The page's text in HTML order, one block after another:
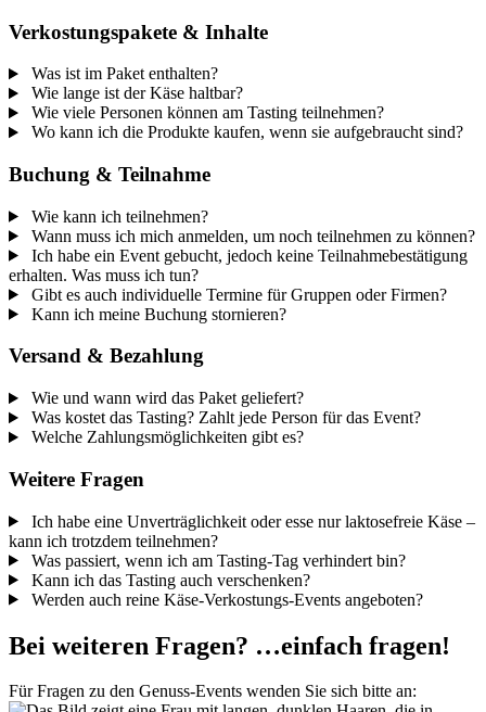
Verkostungspakete & Inhalte
Was ist im Paket enthalten?
Wie lange ist der Käse haltbar?
Wie viele Personen können am Tasting teilnehmen?
Wo kann ich die Produkte kaufen, wenn sie aufgebraucht sind?
Buchung & Teilnahme
Wie kann ich teilnehmen?
Wann muss ich mich anmelden, um noch teilnehmen zu können?
Ich habe ein Event gebucht, jedoch keine Teilnahmebestätigung
erhalten. Was muss ich tun?
Gibt es auch individuelle Termine für Gruppen oder Firmen?
Kann ich meine Buchung stornieren?
Versand & Bezahlung
Wie und wann wird das Paket geliefert?
Was kostet das Tasting? Zahlt jede Person für das Event?
Welche Zahlungsmöglichkeiten gibt es?
Weitere Fragen
Ich habe eine Unverträglichkeit oder esse nur laktosefreie Käse –
kann ich trotzdem teilnehmen?
Was passiert, wenn ich am Tasting-Tag verhindert bin?
Kann ich das Tasting auch verschenken?
Werden auch reine Käse-Verkostungs-Events angeboten?
Bei weiteren Fragen? …einfach fragen!
Für Fragen zu den Genuss-Events wenden Sie sich bitte an: